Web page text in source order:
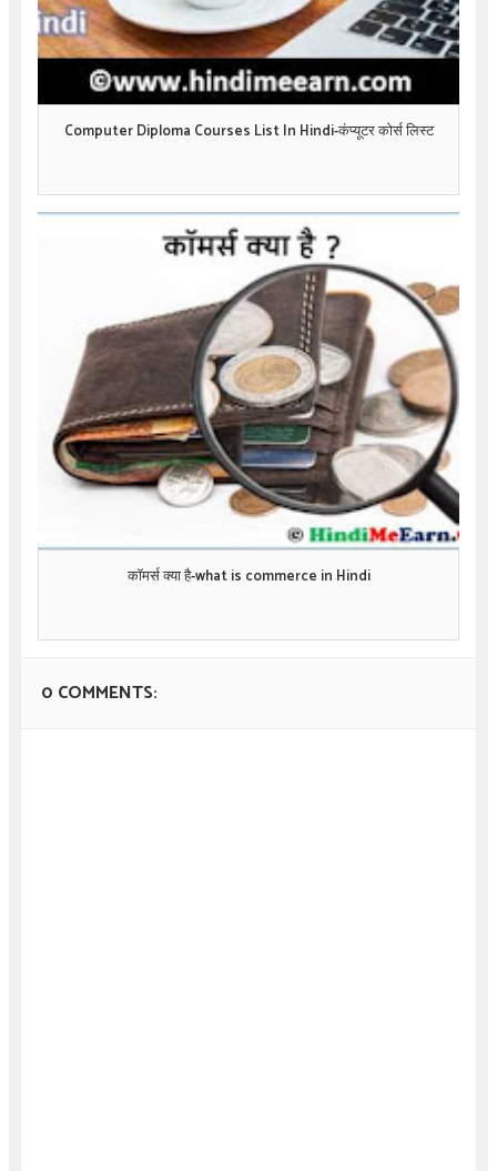
Computer Diploma Courses List In Hindi-कंप्यूटर कोर्स लिस्ट
कॉमर्स क्या है-what is commerce in Hindi
0 COMMENTS: